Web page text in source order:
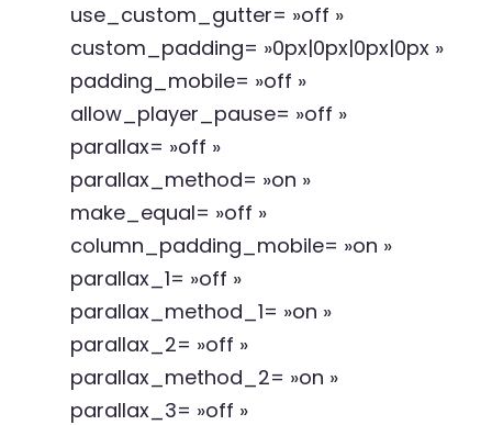
use_custom_gutter= »off »
custom_padding= »0px|0px|0px|0px »
padding_mobile= »off »
allow_player_pause= »off »
parallax= »off »
parallax_method= »on »
make_equal= »off »
column_padding_mobile= »on »
parallax_1= »off »
parallax_method_1= »on »
parallax_2= »off »
parallax_method_2= »on »
parallax_3= »off »